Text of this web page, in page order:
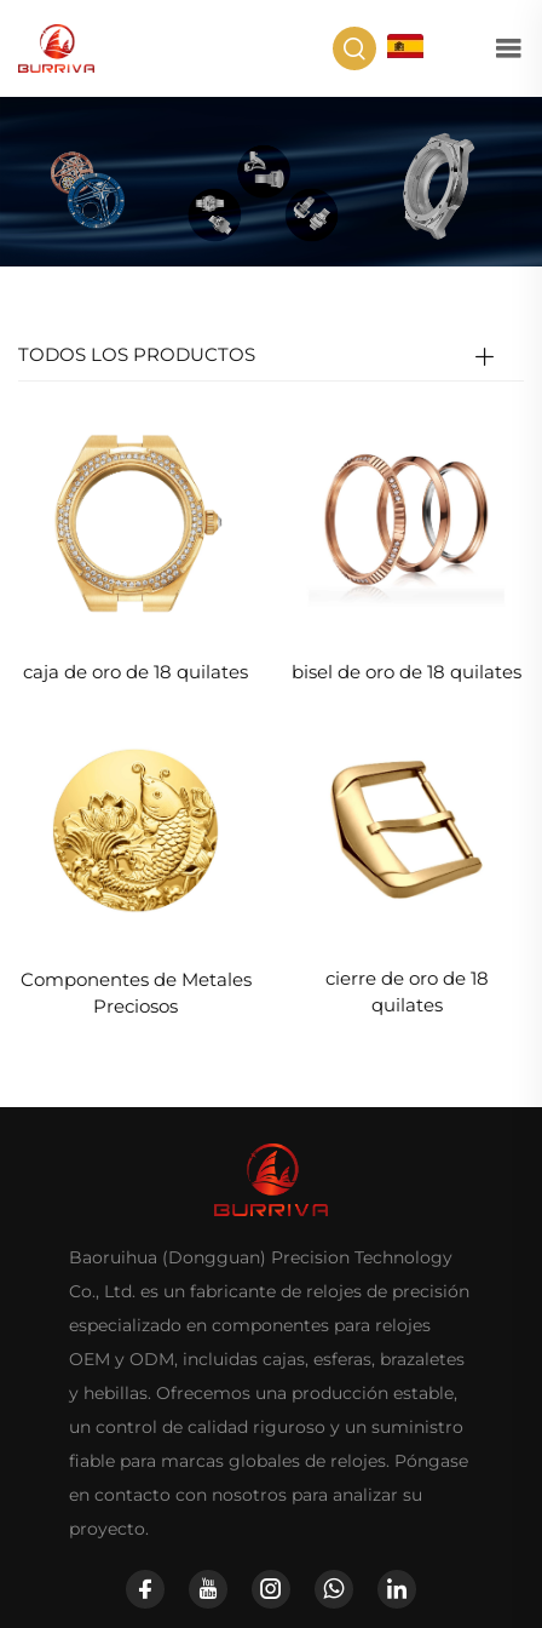
TODOS LOS PRODUCTOS
caja de oro de 18 quilates bisel de oro de 18 quilates
Componentes de Metales
Preciosos
cierre de oro de 18
quilates
Baoruihua (Dongguan) Precision Technology
Co., Ltd. es un fabricante de relojes de precisión
especializado en componentes para relojes
OEM y ODM, incluidas cajas, esferas, brazaletes
y hebillas. Ofrecemos una producción estable,
un control de calidad riguroso y un suministro
fiable para marcas globales de relojes. Póngase
en contacto con nosotros para analizar su
proyecto.